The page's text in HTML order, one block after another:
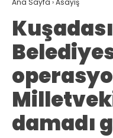
Kuşadası
damadı